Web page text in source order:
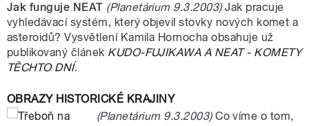
Jak funguje NEAT (Planetárium 9.3.2003)Jak pracuje
vyhledávací systém, který objevil stovky nových komet a
asteroidů? Vysvětlení Kamila Hornocha obsahuje už
publikovaný článek KUDO-FUJIKAWA A NEAT - KOMETY
TĚCHTO DNÍ.
OBRAZY HISTORICKÉ KRAJINY
(Planetárium 9.3.2003)Co víme o tom,